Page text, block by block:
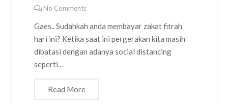
No Comments
Gaes.. Sudahkah anda membayar zakat fitrah
hari ini? Ketika saat ini pergerakan kita masih
dibatasi dengan adanya social distancing
seperti…
Read More